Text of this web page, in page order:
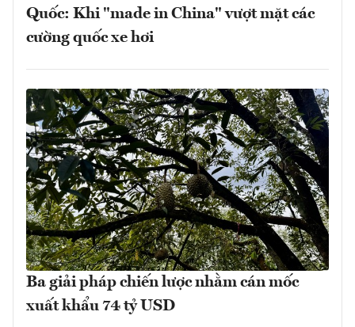
Quốc: Khi "made in China" vượt mặt các
cường quốc xe hơi
Ba giải pháp chiến lược nhằm cán mốc
xuất khẩu 74 tỷ USD